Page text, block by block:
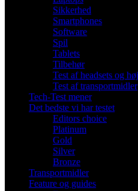
Sikkerhed
Smartphones
Software
Spil
Tablets
Tilbehør
Test af headsets og
Test af transportmidler
Tech-Test mener
Det bedste vi har testet
Editors choice
Platinum
Gold
Silver
Bronze
Transportmidler
Feature og guides